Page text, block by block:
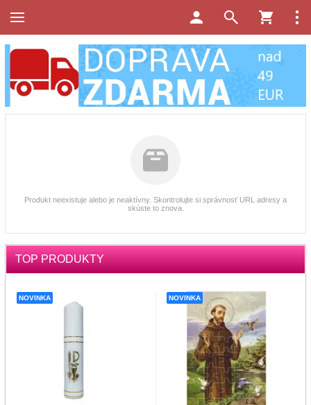
Produkt neexistuje alebo je neaktívny. Skontrolujte si správnosť URL adresy a
skúste to znova.
TOP PRODUKTY
NOVINKA NOVINKA